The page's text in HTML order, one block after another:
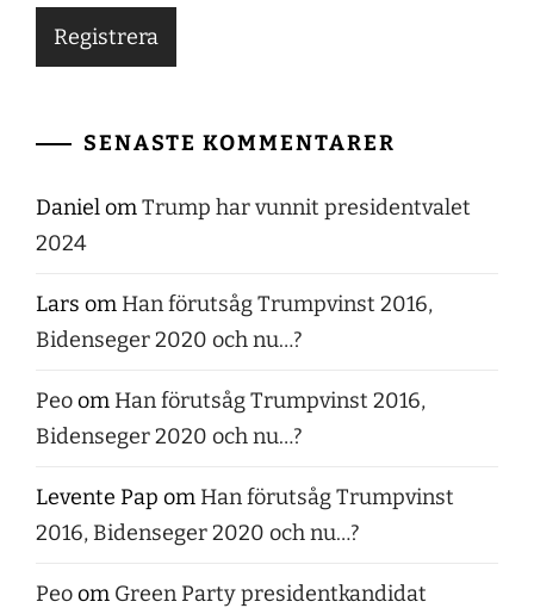
SENASTE KOMMENTARER
DanielomTrump har vunnit presidentvalet
2024
Lars om Han förutsåg Trumpvinst 2016,
Bidenseger 2020 och nu…?
Peoom Han förutsåg Trumpvinst 2016,
Bidenseger 2020 och nu…?
Levente Pap om Han förutsåg Trumpvinst
2016, Bidenseger 2020 och nu…?
Peoom Green Party presidentkandidat